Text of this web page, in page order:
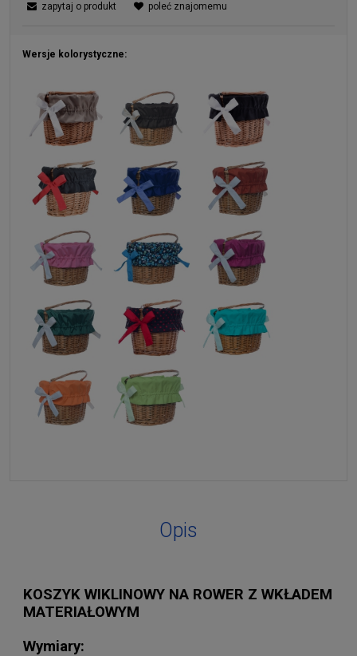
zapytaj o produkt poleć znajomemu
Wersje kolorystyczne:
Opis
KOSZYK WIKLINOWY NA ROWER Z WKŁADEM
MATERIAŁOWYM
Wymiary: